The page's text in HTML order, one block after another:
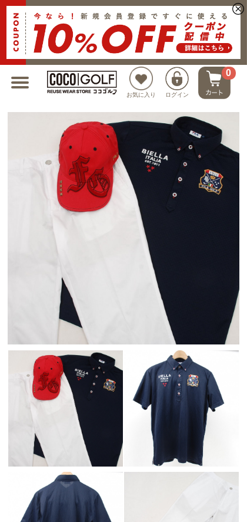
お気に入り ログイン
0
新規会員登録でクーポンプレゼント